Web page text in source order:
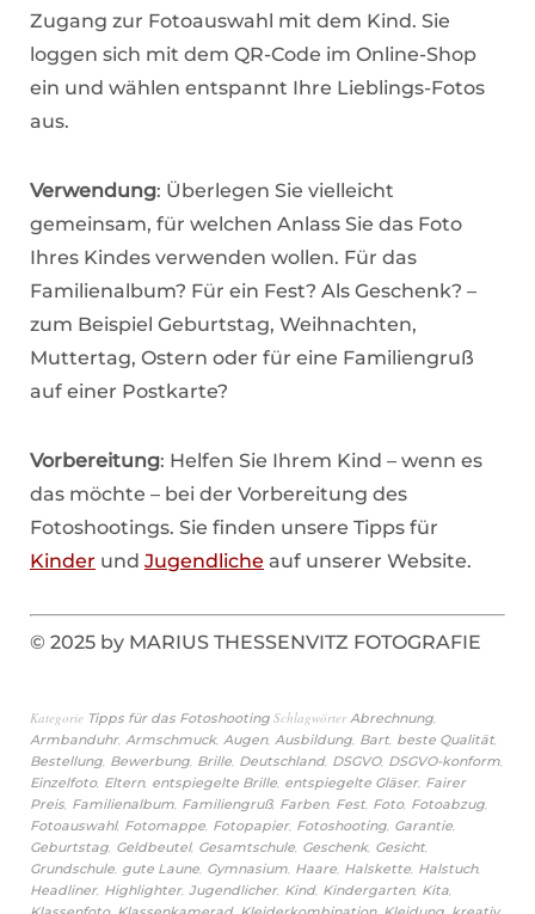
Zugang zur Fotoauswahl mit dem Kind. Sie
loggen sich mit dem QR-Code im Online-Shop
ein und wählen entspannt Ihre Lieblings-Fotos
aus.
Verwendung: Überlegen Sie vielleicht
gemeinsam, für welchen Anlass Sie das Foto
Ihres Kindes verwenden wollen. Für das
Familienalbum? Für ein Fest? Als Geschenk? –
zum Beispiel Geburtstag, Weihnachten,
Muttertag, Ostern oder für eine Familiengruß
auf einer Postkarte?
Vorbereitung: Helfen Sie Ihrem Kind – wenn es
das möchte – bei der Vorbereitung des
Fotoshootings. Sie finden unsere Tipps für
Kinder und Jugendliche auf unserer Website.
© 2025 by MARIUS THESSENVITZ FOTOGRAFIE
Kategorie Tipps für das Fotoshooting Schlagwörter Abrechnung
Armbanduhr, Armschmuck, Augen, Ausbildung Bart beste Qualität
Bestellung Bewerbung Brille Deutschland, DSGVO, DSGVO-konform
Einzelfoto, Eltern, entspiegelte Brille entspiegelte Gläser, Fairer
Preis Familienalbum Familiengruß, Farben, Fest Foto, Fotoabzug
Fotoauswahl, Fotomappe Fotopapier, Fotoshooting Garantie
Geburtstag Geldbeutel, Gesamtschule Geschenk, Gesicht
Grundschule gute Laune Gymnasium Haare Halskette Halstuch,
Headliner, Highlighter, Jugendlicher, Kind, Kindergarten, Kita